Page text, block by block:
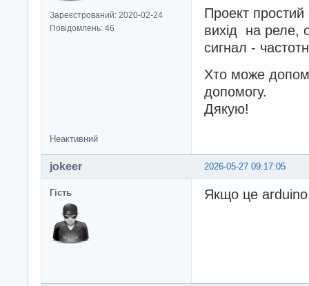
Зареєстрований: 2020-02-24
Повідомлень: 46
Проект простий
вихід на реле,
сигнал -
Хто може
допомогу.
Дякую!
Неактивний
2026-05-27 09:17:05
jokeer
Гість Якщо це arduino